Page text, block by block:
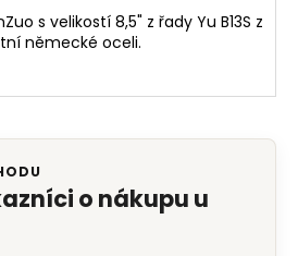
s velikostí 8,5" z řady Yu B13S z
německé oceli.
o nákupu u